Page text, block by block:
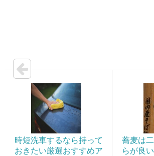
時短洗車するなら持って
おきたい厳選おすすめア
蕎麦は
らが良